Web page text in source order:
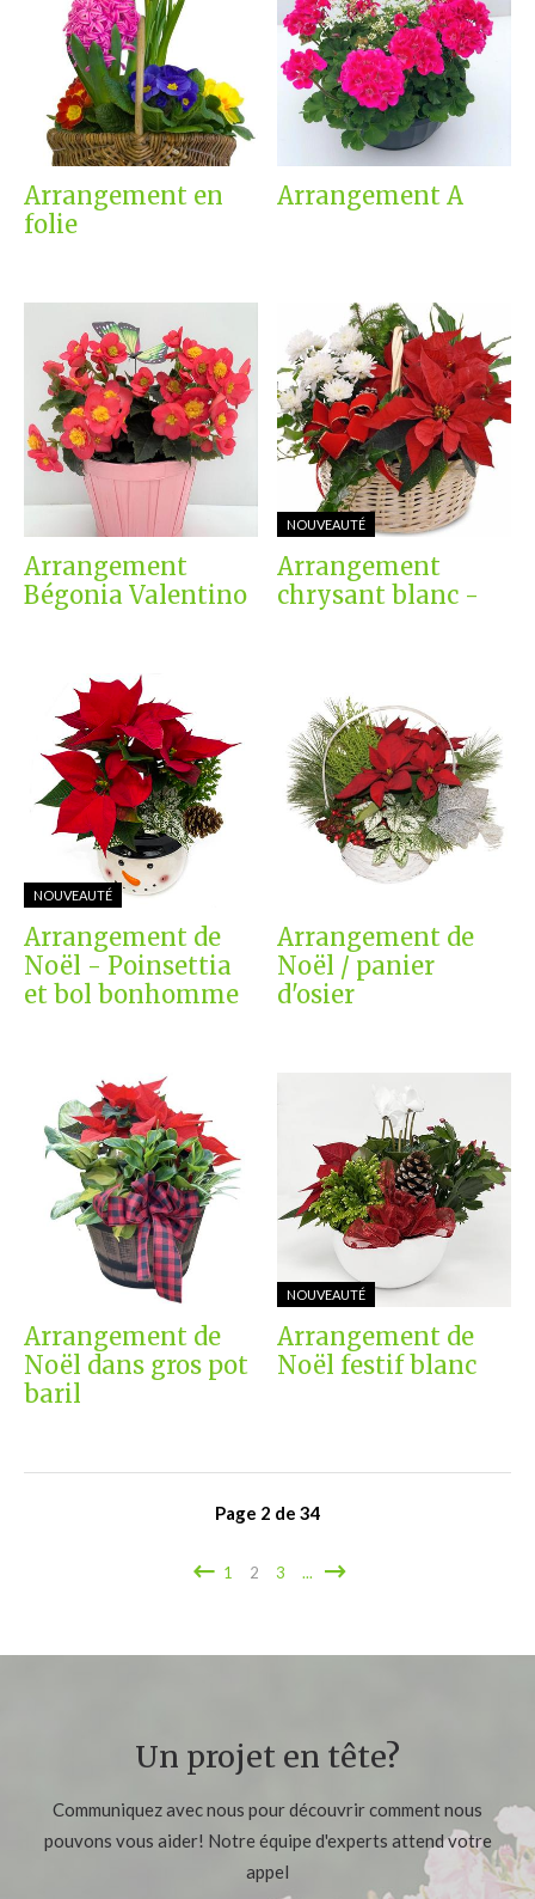
Arrangement en
folie
Arrangement A
Arrangement
Bégonia Valentino
NOUVEAUTÉ
Arrangement
chrysant blanc -
NOUVEAUTÉ
Arrangement de
Noël - Poinsettia
et bol bonhomme
Arrangement de
Noël / panier
d'osier
Arrangement de
Noël dans gros pot
baril
NOUVEAUTÉ
Arrangement de
Noël festif blanc
Page 2 de 34
1 2 3 ...
Un projet en tête?
Communiquez avec nous pour découvrir comment nous
pouvons vous aider! Notre équipe d'experts attend votre
appel